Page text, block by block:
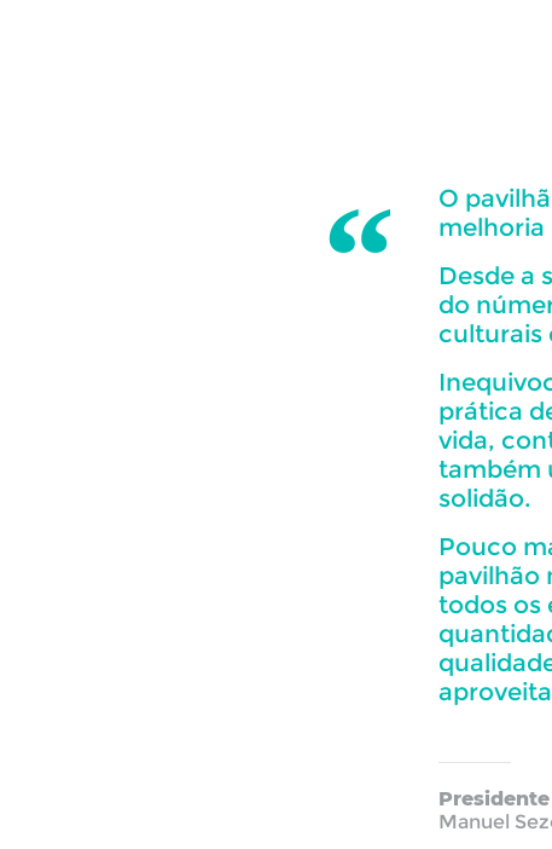
O
melhoria
Desde a
do
culturais
prática
vida,
também
solidão.
Pouco
pavilhão
todos os
Manuel